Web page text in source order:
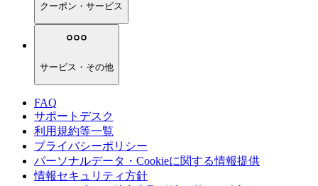
クーポン・サービス
サービス・その他
FAQ
サポートデスク
利用規約等一覧
プライバシーポリシー
パーソナルデータ・Cookieに関する情報提供
情報セキュリティ方針